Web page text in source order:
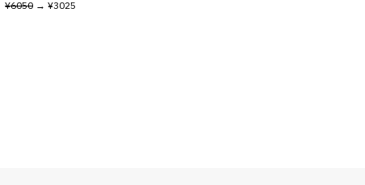
¥6050 → ¥3025